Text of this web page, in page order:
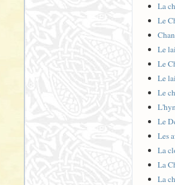
La
Le
Le
Le
Le
Le
Le
Les
La
La
La